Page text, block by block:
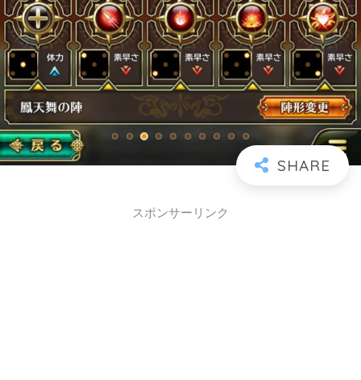
スポンサーリンク